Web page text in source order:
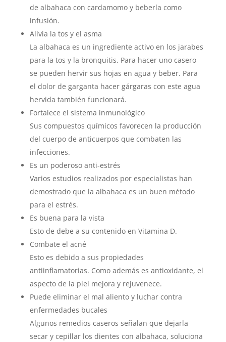
de albahaca con cardamomo y beberla como
infusión.
Alivia la tos y el asma
La albahaca es un ingrediente activo en los jarabes
para la tos y la bronquitis. Para hacer uno casero
se pueden hervir sus hojas en agua y beber. Para
el dolor de garganta hacer gárgaras con este agua
hervida también funcionará.
Fortalece el sistema inmunológico
Sus compuestos químicos favorecen la producción
del cuerpo de anticuerpos que combaten las
infecciones.
Es un poderoso anti-estrés
Varios estudios realizados por especialistas han
demostrado que la albahaca es un buen método
para el estrés.
Es buena para la vista
Esto de debe a su contenido en Vitamina D.
Combate el acné
Esto es debido a sus propiedades
antiinflamatorias. Como además es antioxidante, el
aspecto de la piel mejora y rejuvenece.
Puede eliminar el mal aliento y luchar contra
enfermedades bucales
Algunos remedios caseros señalan que dejarla
secar y cepillar los dientes con albahaca, soluciona